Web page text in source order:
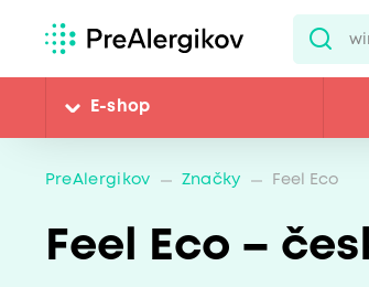
E-shop
PreAlergikov Značky Feel Eco
Feel Eco –